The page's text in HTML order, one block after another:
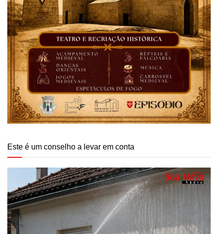
Este é um conselho a levar em conta